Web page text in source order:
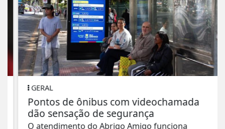
GERAL
Pontos de ônibus com videochamada
dão sensação de segurança
O atendimento do Abrigo Amigo funciona